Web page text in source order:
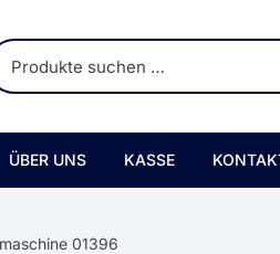
ÜBER UNS KASSE
01396